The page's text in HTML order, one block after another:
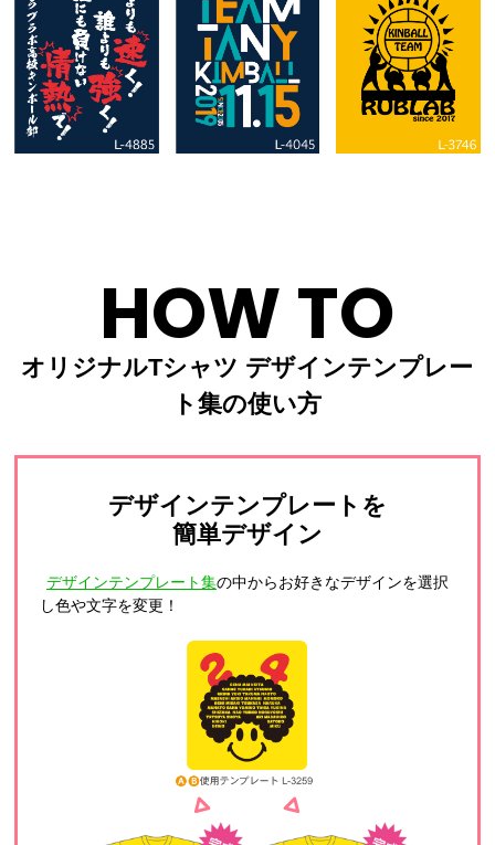
HOW TO
オリジナルTシャツ デザインテンプレー
ト集の使い方
デザインテンプレートを
簡単デザイン
デザインテンプレート集の中からお好きなデザインを選択
し色や文字を変更！